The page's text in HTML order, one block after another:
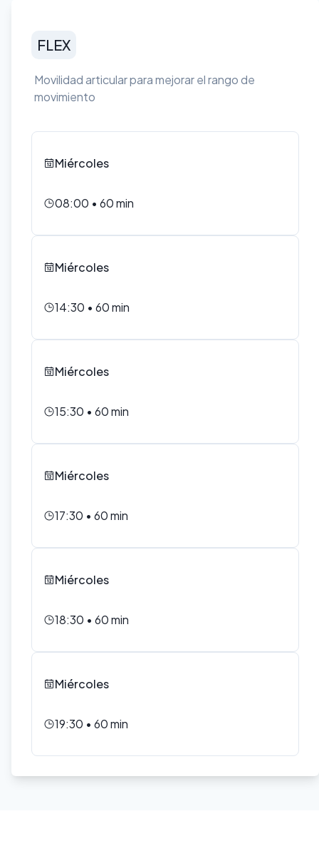
FLEX
Movilidad articular para mejorar el rango de
movimiento
Miércoles
08:00 • 60min
Miércoles
14:30 • 60min
Miércoles
15:30 • 60min
Miércoles
17:30 • 60min
Miércoles
18:30 • 60min
Miércoles
19:30 • 60min